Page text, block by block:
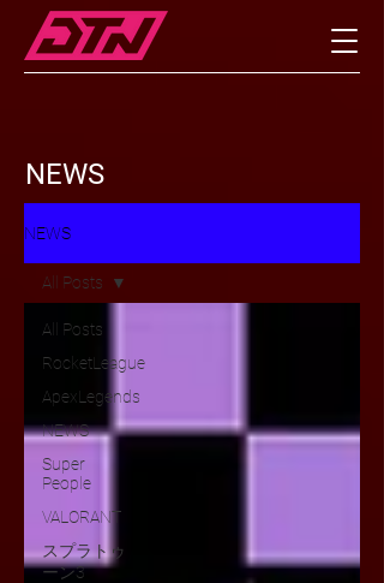
NEWS
NEWS
All Posts
RocketLeague
ApexLegends
NEWS
Super
People
VALORANT
スプラトゥ
ーン3
All Posts